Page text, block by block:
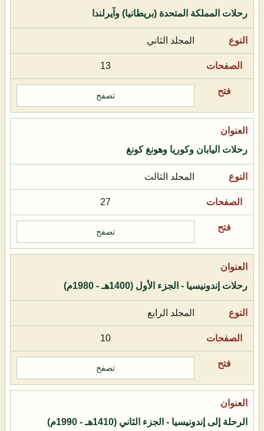
رحلات المملكة المتحدة (بريطانيا) وآيرلندا
المجلد الثاني
13
تصفح
رحلات اليابان وكوريا وهونغ كونغ
المجلد الثالث
27
تصفح
رحلات إندونيسيا - الجزء الأول (1400هـ - 1980م)
المجلد الرابع
10
تصفح
الرحلة إلى إندونيسيا - الجزء الثاني (1410هـ - 1990م)